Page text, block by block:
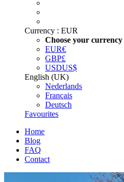
Currency : EUR
Choose your currency
EUR€
GBP£
USDUS$
English (UK)
Nederlands
Français
Deutsch
Favourites
Home
Blog
FAQ
Contact